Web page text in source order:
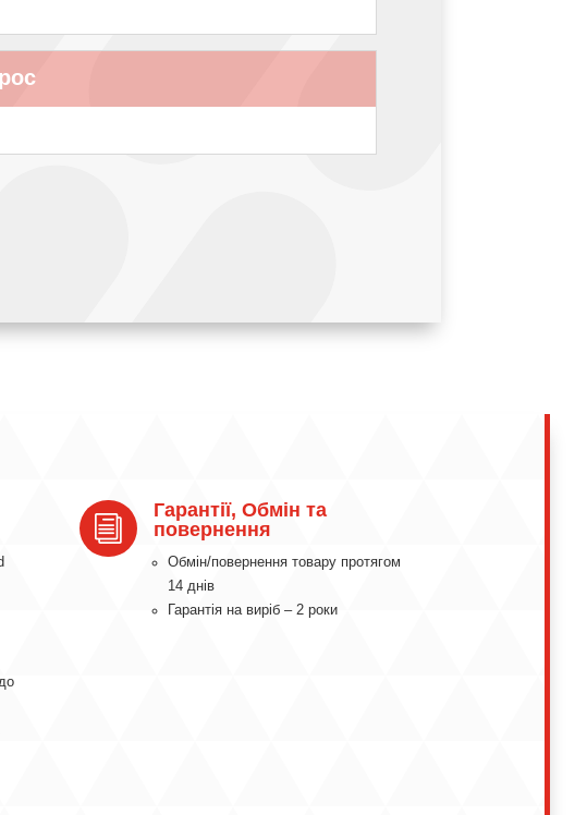
i
Гарантії, Обмін та
повернення
Обмін/повернення товару протягом
14 днів
Гарантія на виріб – 2 роки